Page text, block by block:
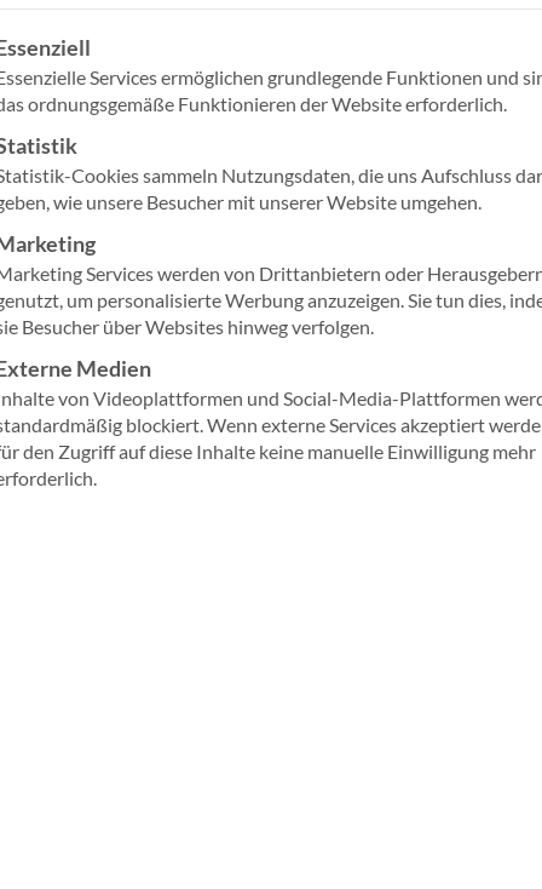
wandelnden Geschäftsumfeld ist eine reibungslose
ziehen viele Organisationen den Übergang zu einem
Teams in Betracht, stehen jedoch oft vor
ist Microsoft Teams für Ihre
virtuelle Kommunikation und Zusammenarbeit
zu können, dass wir die Microsoft-Spezialisierung
Meetings and Meeting Rooms for Microsoft Teams
ergänzt unsere bisherigen Spezialisierungen
and Change Management und markiert damit einen
eine Liste der Service-Gruppen, für die eine Einwilligung
Services ermöglichen grundlegende Funktionen und
ordnungsgemäße Funktionieren der Website erforderlich.
Cookies sammeln Nutzungsdaten, die uns Aufschluss
wie unsere Besucher mit unserer Website umgehen.
Services werden von Drittanbietern oder
um personalisierte Werbung anzuzeigen. Sie tun dies,
Besucher über Websites hinweg verfolgen.
Medien
von Videoplattformen und Social-Media-Plattformen
blockiert. Wenn externe Services akzeptiert
den Zugriff auf diese Inhalte keine manuelle Einwilligung mehr